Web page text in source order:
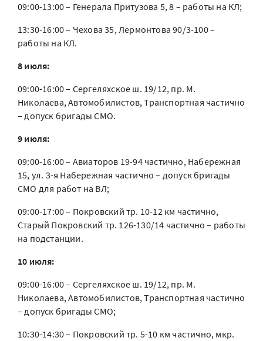
09:00-13:00 – Генерала Притузова 5, 8 – работы на КЛ;
13:30-16:00 – Чехова 35, Лермонтова 90/3-100 –
работы на КЛ.
8 июля:
09:00-16:00 – Сергеляхское ш. 19/12, пр. М.
Николаева, Автомобилистов, Транспортная частично
– допуск бригады СМО.
9 июля:
09:00-16:00 – Авиаторов 19-94 частично, Набережная
15, ул. 3-я Набережная частично – допуск бригады
СМО для работ на ВЛ;
09:00-17:00 – Покровский тр. 10-12 км частично,
Старый Покровский тр. 126-130/14 частично – работы
на подстанции.
10 июля:
09:00-16:00 – Сергеляхское ш. 19/12, пр. М.
Николаева, Автомобилистов, Транспортная частично
– допуск бригады СМО;
10:30-14:30 – Покровский тр. 5-10 км частично, мкр.